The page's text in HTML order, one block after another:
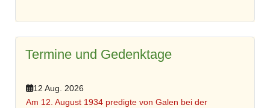
Termine und Gedenktage
12 Aug. 2026
Am 12. August 1934 predigte von Galen bei der